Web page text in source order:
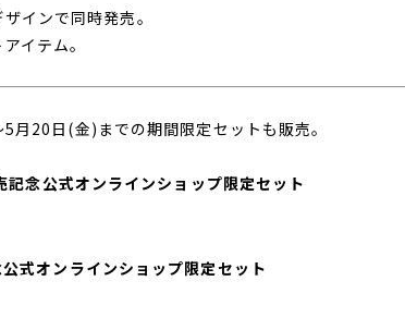
インで同時発売。
イテム。
月20日(金)までの期間限定セットも販売。
記念公式オンラインショップ限定セット
式オンラインショップ限定セット